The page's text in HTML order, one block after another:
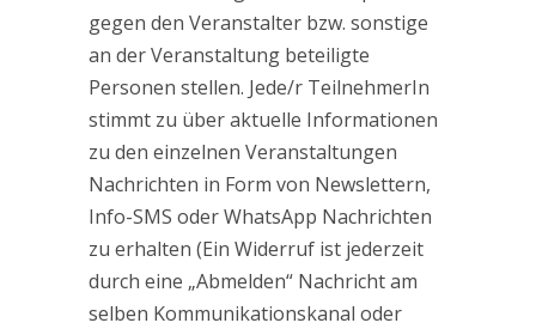
gegen den Veranstalter bzw. sonstige
an der Veranstaltung beteiligte
Personen stellen. Jede/r TeilnehmerIn
stimmt zu über aktuelle Informationen
zu den einzelnen Veranstaltungen
Nachrichten in Form von Newslettern,
Info-SMS oder WhatsApp Nachrichten
zu erhalten (Ein Widerruf ist jederzeit
durch eine „Abmelden“ Nachricht am
selben Kommunikationskanal oder